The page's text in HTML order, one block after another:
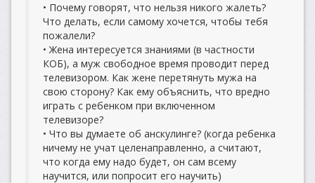
• Почему говорят, что нельзя никого жалеть?
Что делать, если самому хочется, чтобы тебя
пожалели?
• Жена интересуется знаниями (в частности
КОБ), а муж свободное время проводит перед
телевизором. Как жене перетянуть мужа на
свою сторону? Как ему объяснить, что вредно
играть с ребенком при включенном
телевизоре?
• Что вы думаете об анскулинге? (когда ребенка
ничему не учат целенаправленно, а считают,
что когда ему надо будет, он сам всему
научится, или попросит его научить)